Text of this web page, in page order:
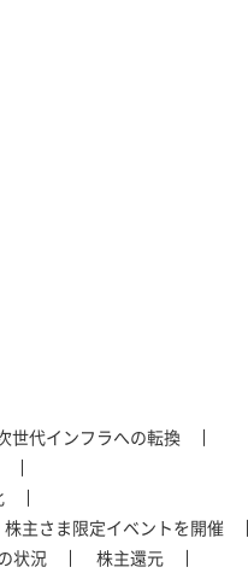
世代インフラへの転換
主さま限定イベントを開催
状況
株主還元